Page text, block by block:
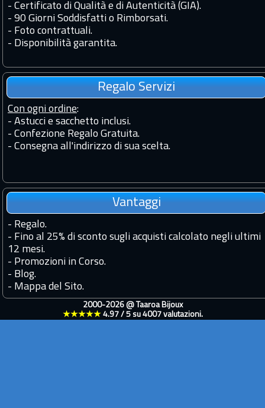
- Certificato di Qualità e di Autenticità (GIA).
- 90 Giorni Soddisfatti o Rimborsati.
- Foto contrattuali.
- Disponibilità garantita.
Regalo Servizi
Con ogni ordine:
- Astucci e sacchetto inclusi.
- Confezione Regalo Gratuita.
- Consegna all'indirizzo di sua scelta.
Vantaggi
- Regalo.
- Fino al 25% di sconto sugli acquisti calcolato negli ultimi
12 mesi.
- Promozioni in Corso.
- Blog.
- Mappa del Sito.
2000-2026 @ Taaroa Bijoux
★★★★★ 4.97/ 5su 4007valutazioni.